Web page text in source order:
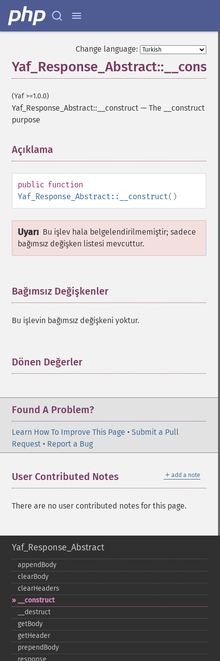
Change language:
(Yaf >=1.0.0)
Yaf_Response_Abstract::__construct — The __construct
purpose
Açıklama
public function
Yaf_Response_Abstract::__construct()
Uyarı Bu işlev hala belgelendirilmemiştir; sadece
bağımsız değişken listesi mevcuttur.
Bağımsız Değişkenler
Bu işlevin bağımsız değişkeni yoktur.
Dönen Değerler
Found A Problem?
Learn How To Improve This Page • Submit a Pull
Request • Report a Bug
＋ add a note
User Contributed Notes
There are no user contributed notes for this page.
Yaf_Response_Abstract
appendBody
clearBody
clearHeaders
_​_​construct
_​_​destruct
getBody
getHeader
prependBody
response